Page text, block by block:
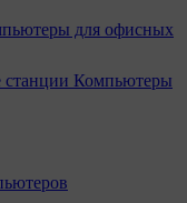
для офисных
станции Компьютеры